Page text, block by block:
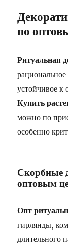
по
Ритуальная
устойчивое к
Купить
можно по
особенно
Скорбные
оптовым
Опт
гирлянды,
длительного